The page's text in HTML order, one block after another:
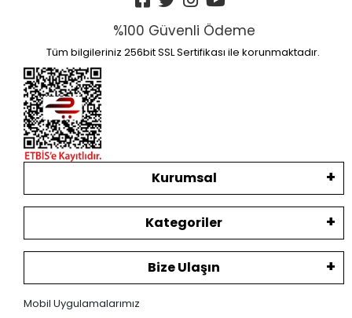
%100 Güvenli Ödeme
Tüm bilgileriniz 256bit SSL Sertifikası ile korunmaktadır.
Kurumsal
Kategoriler
Bize Ulaşın
Mobil Uygulamalarımız